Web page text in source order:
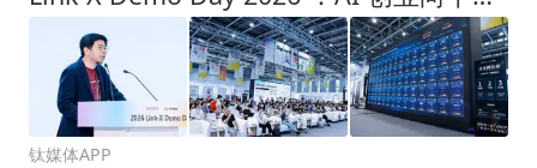
钛媒体APP